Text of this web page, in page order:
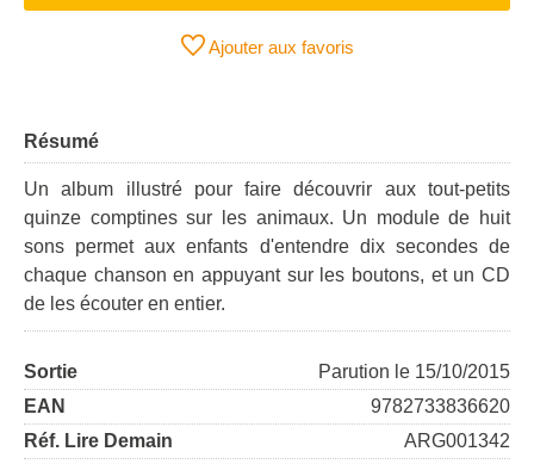
Ajouter aux favoris
Résumé
Un album illustré pour faire découvrir aux tout-petits
quinze comptines sur les animaux. Un module de huit
sons permet aux enfants d'entendre dix secondes de
chaque chanson en appuyant sur les boutons, et un CD
de les écouter en entier.
Sortie
Parution le 15/10/2015
EAN
9782733836620
Réf. Lire Demain
ARG001342